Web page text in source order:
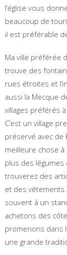
l’église vous
beaucoup de
il est préférable
Ma ville préférée
trouve des
rues étroites et
aussi la Mecque
villages préférés
C’est un village
préservé avec de
meilleure chose
plus des
trouverez des
et des vêtements.
souvent à un
achetons des
promenons dans
une grande